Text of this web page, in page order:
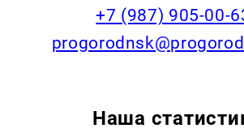
+7 (987) 905-00-
Наша